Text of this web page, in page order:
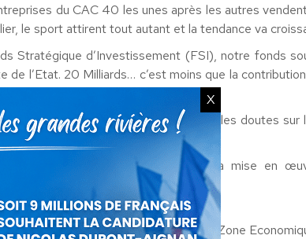
du CAC 40 les unes après les autres
le sport attirent tout autant et la tendance va
Stratégique d’Investissement (FSI), notre fonds
l’Etat. 20 Milliards… c’est moins que la
avec le Qatar. Or afin de dissiper les doutes
en France.
souverains internationaux pour la mise en
ou l’agro-alimentaire.
d’Outre-Mer. La France a la Zone
X